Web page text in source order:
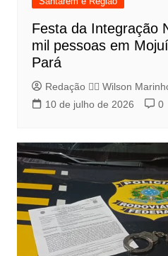
Festa da Integração
mil pessoas em
Pará
Redação 👨‍⚖️​ Wilson
10 de julho de 2026
0